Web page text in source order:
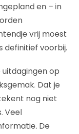
en – in
vrij moest
definitief voorbij.
op
Dat je
nog niet
Veel
De